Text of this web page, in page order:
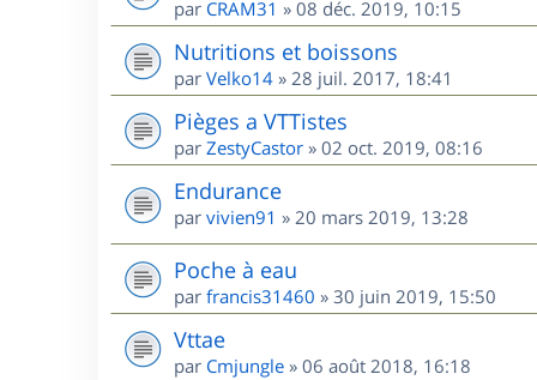
par CRAM31 » 08 déc. 2019, 10:15
Nutritions et boissons
par Velko14 » 28 juil. 2017, 18:41
Pièges a VTTistes
par ZestyCastor » 02 oct. 2019, 08:16
Endurance
par vivien91 » 20 mars 2019, 13:28
Poche à eau
par francis31460 » 30 juin 2019, 15:50
Vttae
par Cmjungle » 06 août 2018, 16:18